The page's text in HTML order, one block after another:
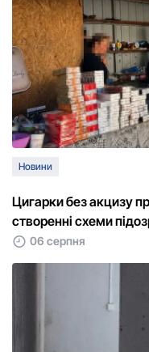
Новини
Цигарки без акцизу
створенні схеми
06 серпня